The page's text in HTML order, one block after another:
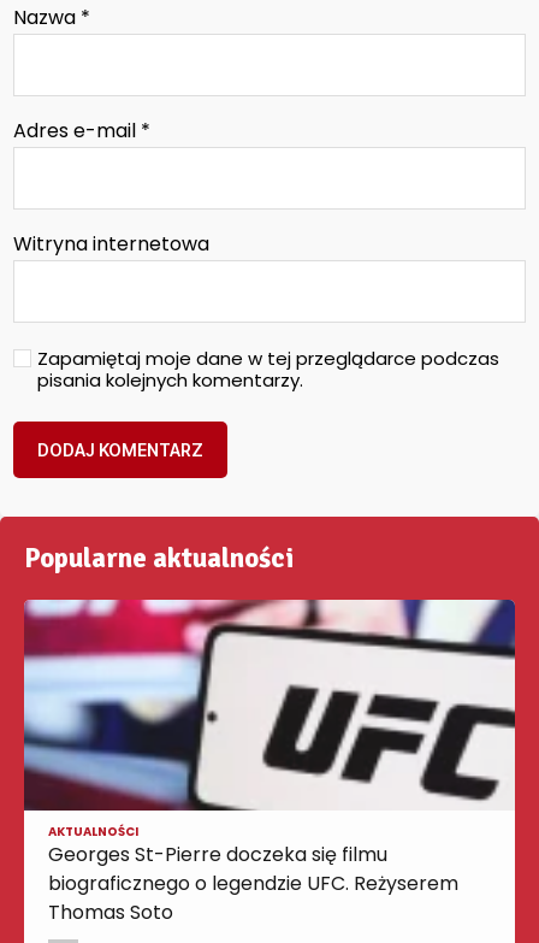
Nazwa *
Adres e-mail *
Witryna internetowa
Zapamiętaj moje dane w tej przeglądarce podczas
pisania kolejnych komentarzy.
Popularne aktualności
AKTUALNOŚCI
Georges St-Pierre doczeka się filmu
biograficznego o legendzie UFC. Reżyserem
Thomas Soto